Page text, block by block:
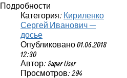
Подробности
Категория: Кириленко
Сергей Иванович —
досье
Опубликовано 01.06.2018
12:30
Автор: Super User
Просмотров: 294